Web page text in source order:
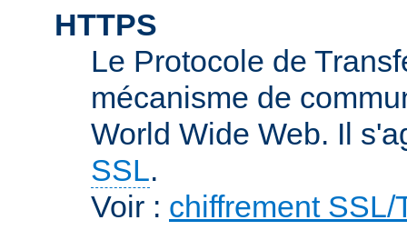
HTTPS
Le Protocole de
mécanisme de
World Wide Web. Il
SSL.
Voir : chiffrement SSL/